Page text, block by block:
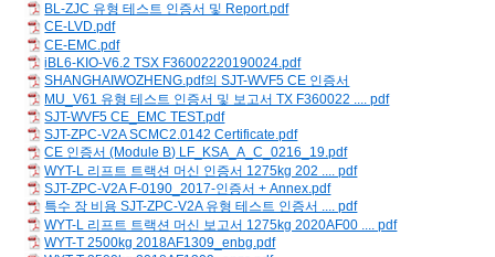
BL-ZJC 유형 테스트 인증서 및 Report.pdf
CE-LVD.pdf
CE-EMC.pdf
iBL6-KIO-V6.2 TSX F36002220190024.pdf
SHANGHAIWOZHENG.pdf의 SJT-WVF5 CE 인증서
MU_V61 유형 테스트 인증서 및 보고서 TX F360022 .... pdf
SJT-WVF5 CE_EMC TEST.pdf
SJT-ZPC-V2A SCMC2.0142 Certificate.pdf
CE 인증서 (Module B) LF_KSA_A_C_0216_19.pdf
WYT-L 리프트 트랙션 머신 인증서 1275kg 202 .... pdf
SJT-ZPC-V2A F-0190_2017-인증서 + Annex.pdf
특수 장 비용 SJT-ZPC-V2A 유형 테스트 인증서 .... pdf
WYT-L 리프트 트랙션 머신 보고서 1275kg 2020AF00 .... pdf
WYT-T 2500kg 2018AF1309_enbg.pdf